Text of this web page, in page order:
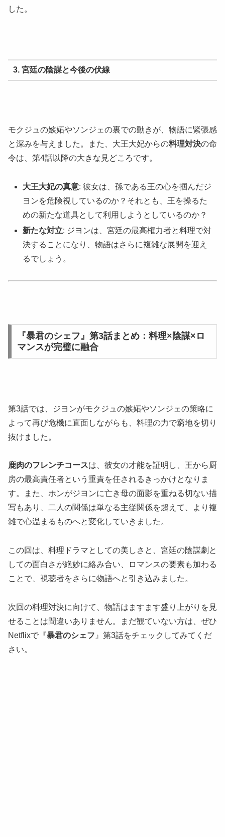
した。
3. 宮廷の陰謀と今後の伏線
モクジュの嫉妬やソンジェの裏での動きが、物語に緊張感
と深みを与えました。また、大王大妃からの料理対決の命
令は、第4話以降の大きな見どころです。
大王大妃の真意: 彼女は、孫である王の心を掴んだジ
ヨンを危険視しているのか？それとも、王を操るた
めの新たな道具として利用しようとしているのか？
新たな対立: ジヨンは、宮廷の最高権力者と料理で対
決することになり、物語はさらに複雑な展開を迎え
るでしょう。
『暴君のシェフ』第3話まとめ：料理×陰謀×ロ
マンスが完璧に融合
第3話では、ジヨンがモクジュの嫉妬やソンジェの策略に
よって再び危機に直面しながらも、料理の力で窮地を切り
抜けました。
鹿肉のフレンチコースは、彼女の才能を証明し、王から厨
房の最高責任者という重責を任されるきっかけとなりま
す。また、ホンがジヨンに亡き母の面影を重ねる切ない描
写もあり、二人の関係は単なる主従関係を超えて、より複
雑で心温まるものへと変化していきました。
この回は、料理ドラマとしての美しさと、宮廷の陰謀劇と
しての面白さが絶妙に絡み合い、ロマンスの要素も加わる
ことで、視聴者をさらに物語へと引き込みました。
次回の料理対決に向けて、物語はますます盛り上がりを見
せることは間違いありません。まだ観ていない方は、ぜひ
Netflixで『暴君のシェフ 』第3話をチェックしてみてくだ
さい。